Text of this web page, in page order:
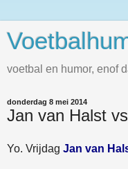
voetbal en humor, enof
donderdag 8 mei 2014
Jan van Halst
Yo. Vrijdag Jan van